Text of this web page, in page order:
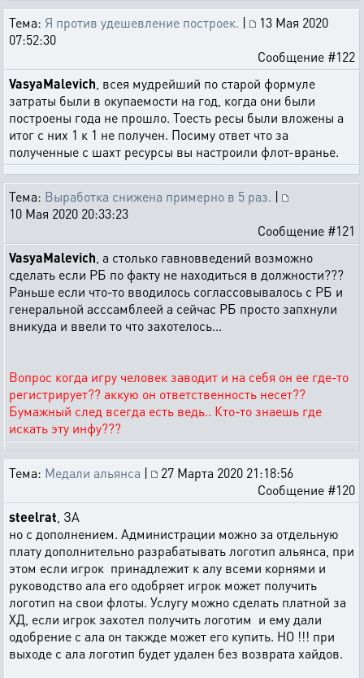
Тема: Я против удешевление построек. |
13 Мая 2020
07:52:30
Сообщение #122
VasyaMalevich , всея мудрейший по старой формуле
затраты были в окупаемости на год, когда они были
построены года не прошло. Тоесть ресы были вложены а
итог с них 1 к 1 не получен. Посиму ответ что за
полученные с шахт ресурсы вы настроили флот-вранье.
Тема: Выработка снижена примерно в 5 раз. |
10 Мая 2020 20:33:23
Сообщение #121
VasyaMalevich , а столько гавновведений возможно
сделать если РБ по факту не находиться в должности???
Раньше если что-то вводилось соглассовывалось с РБ и
генеральной асссамблеей а сейчас РБ просто запхнули
вникуда и ввели то что захотелось...
Вопрос когда игру человек заводит и на себя он ее где-то
регистрирует?? аккую он ответственность несет??
Бумажный след всегда есть ведь.. Кто-то знаешь где
искать эту инфу???
Тема: Медали альянса |
27 Марта 2020 21:18:56
Сообщение #120
steelrat , ЗА
но с дополнением. Администрации можно за отдельную
плату дополнительно разрабатывать логотип альянса, при
этом если игрок принадлежит к алу всеми корнями и
руководство ала его одобряет игрок может получить
логотип на свои флоты. Услугу можно сделать платной за
ХД, если игрок захотел получить логотим и ему дали
одобрение с ала он такжде может его купить. НО !!! при
выходе с ала логотип будет удален без возврата хайдов.